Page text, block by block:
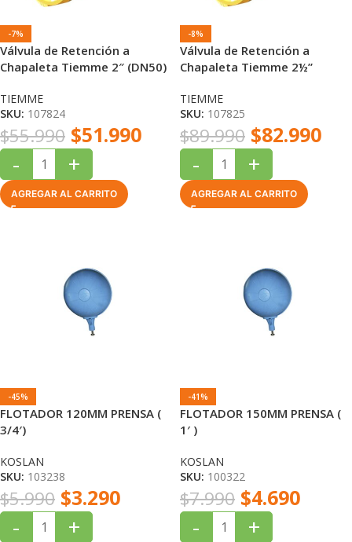
-7%
Válvula de Retención a
Chapaleta Tiemme 2″ (DN50)
TIEMME
SKU: 107824
$55.990 $51.990
- +
AGREGAR AL CARRITO
-8%
Válvula de Retención a
Chapaleta Tiemme 2½”
PN8
TIEMME
SKU: 107825
$89.990 $82.990
- +
AGREGAR AL CARRITO
-45%
FLOTADOR 120MM PRENSA (
3/4′)
KOSLAN
SKU: 103238
$5.990 $3.290
- +
-41%
FLOTADOR 150MM PRENSA (
1′ )
KOSLAN
SKU: 100322
$7.990 $4.690
- +